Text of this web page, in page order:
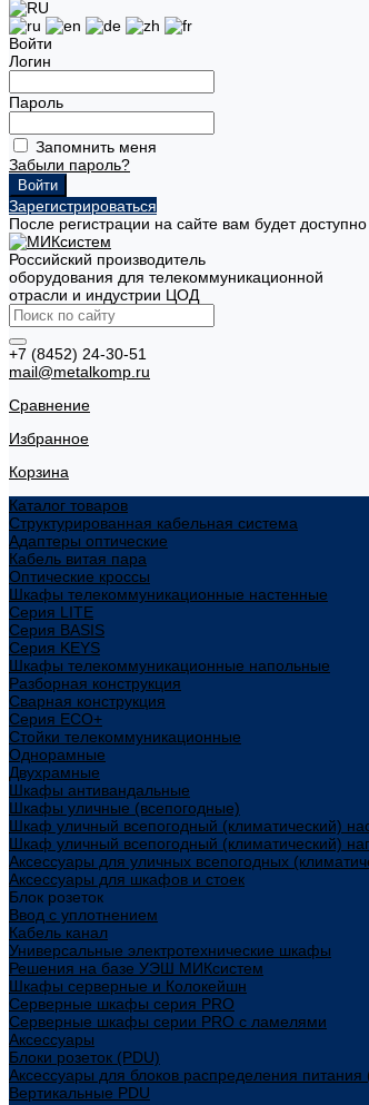
Войти
Логин
Пароль
Запомнить меня
Забыли пароль?
Зарегистрироваться
После регистрации на сайте вам будет
Российский производитель
оборудования для телекоммуникационной
отрасли и индустрии ЦОД
+7 (8452) 24-30-51
mail@metalkomp.ru
Сравнение
Избранное
Корзина
Каталог товаров
Структурированная кабельная система
Адаптеры оптические
Кабель витая пара
Оптические кроссы
Шкафы телекоммуникационные настенные
Cерия LITE
Cерия BASIS
Cерия KEYS
Шкафы телекоммуникационные напольные
Разборная конструкция
Сварная конструкция
Серия ECO+
Стойки телекоммуникационные
Однорамные
Двухрамные
Шкафы антивандальные
Шкафы уличные (всепогодные)
Шкаф уличный всепогодный (климатический)
Шкаф уличный всепогодный (климатический)
Аксессуары для уличных всепогодных
Аксессуары для шкафов и стоек
Блок розеток
Ввод с уплотнением
Кабель канал
Универсальные электротехнические шкафы
Решения на базе УЭШ МИКсистем
Шкафы серверные и Колокейшн
Серверные шкафы серия PRO
Серверные шкафы серии PRO с ламелями
Аксессуары
Блоки розеток (PDU)
Аксессуары для блоков распределения питания
Вертикальные PDU